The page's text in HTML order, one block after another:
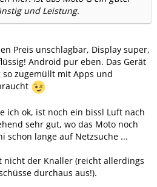
und Leistung.
Preis unschlagbar, Display super,
Android pur eben. Das Gerät
so zugemüllt mit Apps und
ich ok, ist noch ein bissl Luft nach
sehr gut, wo das Moto noch
schon lange auf Netzsuche ...
nicht der Knaller (reicht allerdings
durchaus aus!).